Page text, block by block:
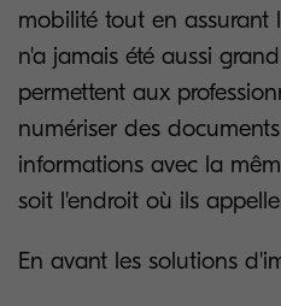
mobilité tout en assurant
n'a jamais été aussi
permettent aux
numériser des
informations avec la
soit l'endroit où ils
En avant les solutions